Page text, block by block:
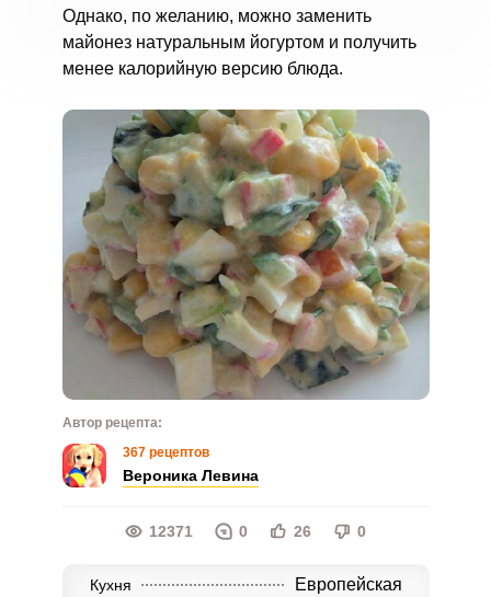
Однако, по желанию, можно заменить
майонез натуральным йогуртом и получить
менее калорийную версию блюда.
Автор рецепта:
367 рецептов
Вероника Левина
12371 0 26 0
Кухня Европейская